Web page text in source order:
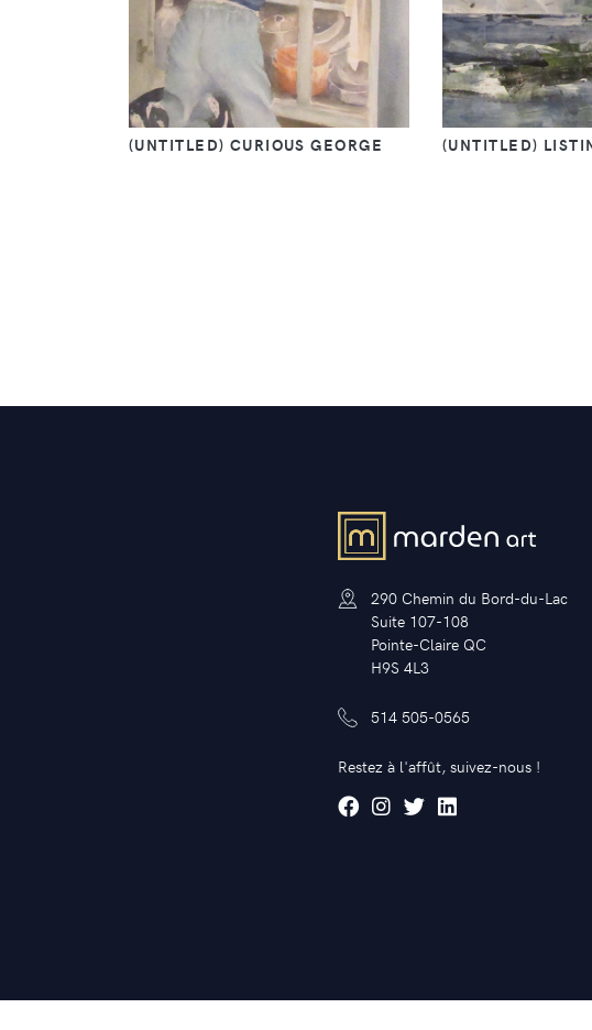
(UNTITLED) CURIOUS GEORGE (UNTITLED)
290 Chemin du Bord-du-Lac
Suite 107-108
Pointe-Claire QC
H9S 4L3
514 505-0565
Restez à l'affût, suivez-nous !